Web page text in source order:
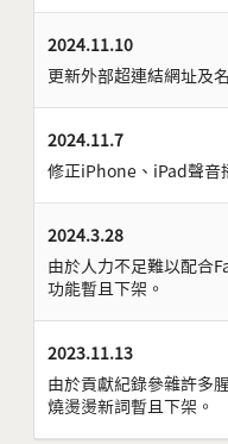
2024.11.10
更新外部超連結網址及
2024.11.7
修正iPhone、iPad聲音
2024.3.28
由於人力不足難以配合
功能暫且下架。
2023.11.13
由於貢獻紀錄參雜許多
燒燙燙新詞暫且下架。